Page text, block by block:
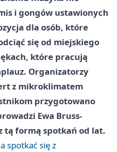
i gongów ustawionych
dla osób, które
się od miejskiego
które pracują
Organizatorzy
z mikroklimatem
przygotowano
Ewa Bruss-
tą formą spotkań od lat.
spotkać się z